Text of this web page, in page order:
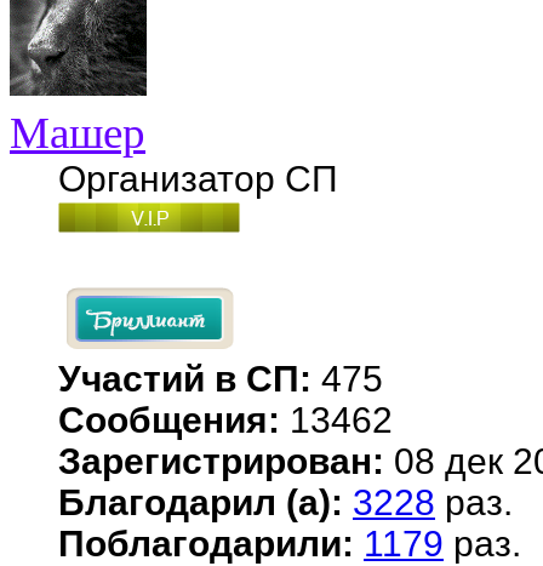
Машер
Организатор СП
Участий в СП: 475
Сообщения: 13462
Зарегистрирован: 08 дек
Благодарил (а): 3228 раз.
Поблагодарили: 1179 раз.